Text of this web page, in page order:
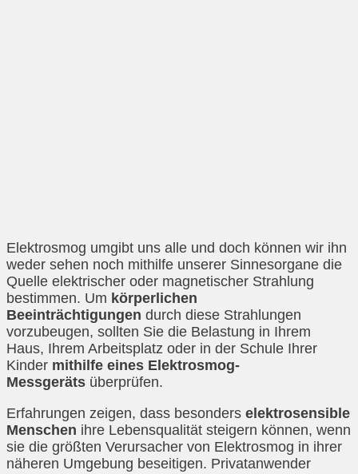
Elektrosmog umgibt uns alle und doch können wir ihn
weder sehen noch mithilfe unserer Sinnesorgane die
Quelle elektrischer oder magnetischer Strahlung
bestimmen. Um körperlichen
Beeinträchtigungen durch diese Strahlungen
vorzubeugen, sollten Sie die Belastung in Ihrem
Haus, Ihrem Arbeitsplatz oder in der Schule Ihrer
Kinder mithilfe eines Elektrosmog-
Messgeräts überprüfen.
Erfahrungen zeigen, dass besonders elektrosensible
Menschen ihre Lebensqualität steigern können, wenn
sie die größten Verursacher von Elektrosmog in ihrer
näheren Umgebung beseitigen. Privatanwender